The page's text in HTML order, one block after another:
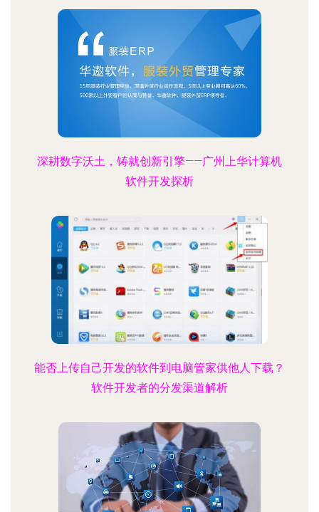
深耕数字沃土，铸就创新引擎——广州上华计算机
软件开发探析
能否上传自己开发的软件到电脑管家供他人下载？
软件开发者的分发渠道解析